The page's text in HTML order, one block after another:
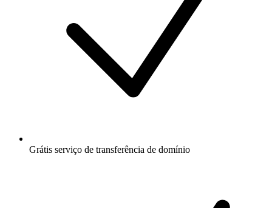
Grátis serviço de transferência de domínio